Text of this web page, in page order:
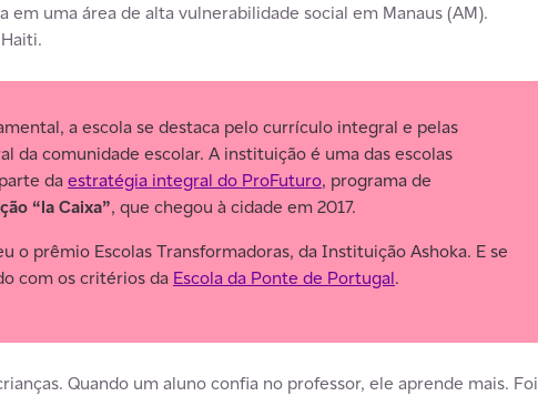
em uma área de alta vulnerabilidade social em Manaus (AM).
a escola se destaca pelo currículo integral e pelas
da comunidade escolar. A instituição é uma das escolas
daestratégia integral do ProFuturo, programa de
“la Caixa”, que chegou à cidade em 2017.
o prêmio Escolas Transformadoras, da Instituição Ashoka. E se
com os critérios da Escola da Ponte de Portugal.
Quando um aluno confia no professor, ele aprende mais. Foi